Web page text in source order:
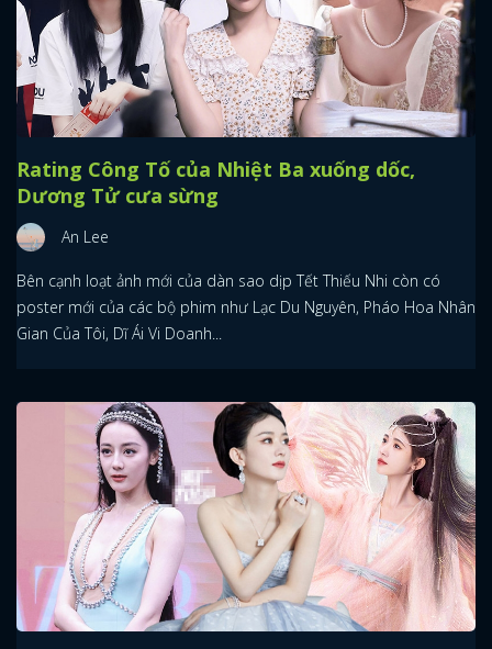
Rating Công Tố của Nhiệt Ba xuống dốc,
Dương Tử cưa sừng
An Lee
Bên cạnh loạt ảnh mới của dàn sao dịp Tết Thiếu Nhi còn có
poster mới của các bộ phim như Lạc Du Nguyên, Pháo Hoa Nhân
Gian Của Tôi, Dĩ Ái Vi Doanh...